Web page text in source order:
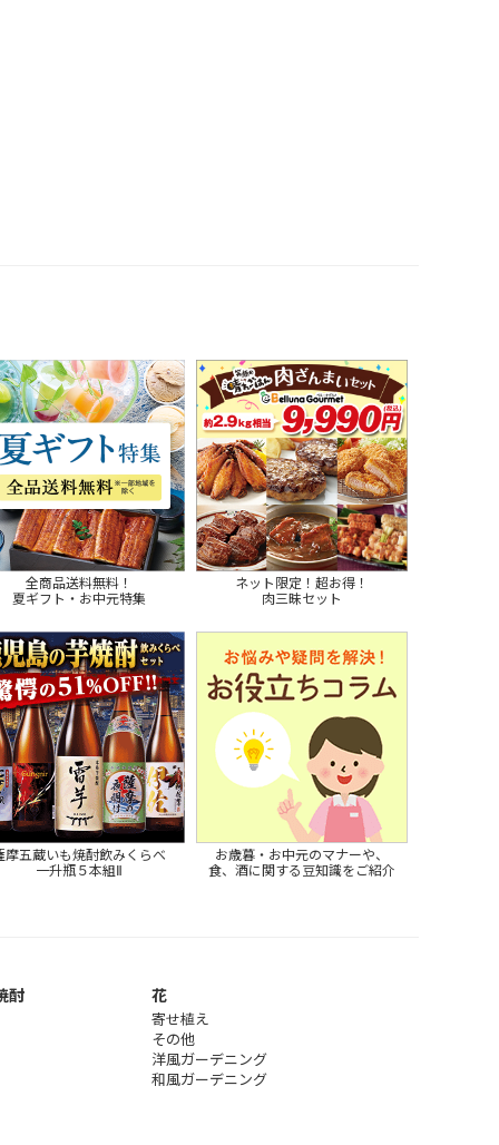
全商品送料無料！
夏ギフト・お中元特集
ネット限定！超お得！
肉三昧セット
摩五蔵いも焼酎飲みくらべ
一升瓶５本組Ⅱ
お歳暮・お中元のマナーや、
食、酒に関する豆知識をご紹介
酎 花
寄せ植え
その他
洋風ガーデニング
和風ガーデニング